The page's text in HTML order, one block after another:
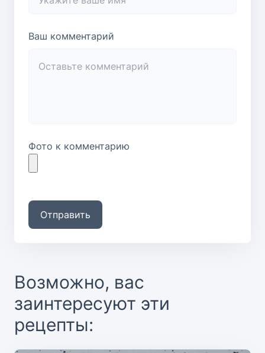
Ваш комментарий
Фото к комментарию
Отправить
Возможно, вас
заинтересуют эти
рецепты: